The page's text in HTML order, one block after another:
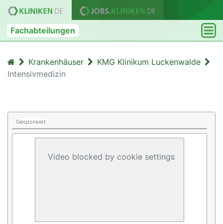
Fachabteilungen
Krankenhäuser
KMG Klinikum Luckenwalde
Intensivmedizin
Gesponsert
Video blocked by cookie settings